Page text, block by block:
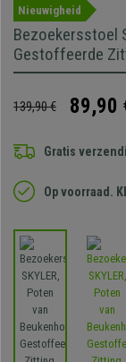
Nieuwigheid
Bezoekersstoel
Gestoffeerde
139,90 € 89,90
Gratis
Op voorraad.